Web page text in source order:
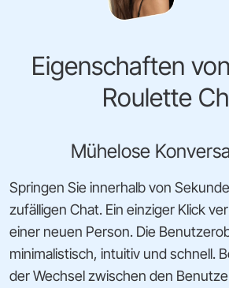
Eigenschaften
Roulette
Mühelose
Springen Sie innerhalb von
zufälligen Chat. Ein einziger Klick
einer neuen Person. Die
minimalistisch, intuitiv und schnell.
der Wechsel zwischen den